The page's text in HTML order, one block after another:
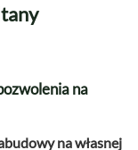
na
na własnej